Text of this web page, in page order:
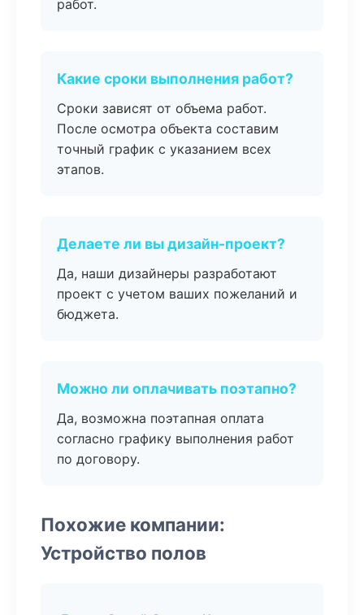
работ.
Какие сроки выполнения работ?
Сроки зависят от объема работ.
После осмотра объекта составим
точный график с указанием всех
этапов.
Делаете ли вы дизайн-проект?
Да, наши дизайнеры разработают
проект с учетом ваших пожеланий и
бюджета.
Можно ли оплачивать поэтапно?
Да, возможна поэтапная оплата
согласно графику выполнения работ
по договору.
Похожие компании:
Устройство полов